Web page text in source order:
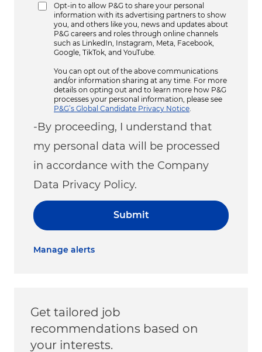
Opt-in to allow P&G to share your personal
information with its advertising partners to show
you, and others like you, news and updates about
P&G careers and roles through online channels
such as LinkedIn, Instagram, Meta, Facebook,
Google, TikTok, and YouTube.
You can opt out of the above communications
and/or information sharing at any time. For more
details on opting out and to learn more how P&G
processes your personal information, please see
P&G’s Global Candidate Privacy Notice
-By proceeding, I understand that
my personal data will be processed
in accordance with the Company
Data Privacy Policy.
Submit
Manage alerts
Get tailored job
recommendations based on
your interests.